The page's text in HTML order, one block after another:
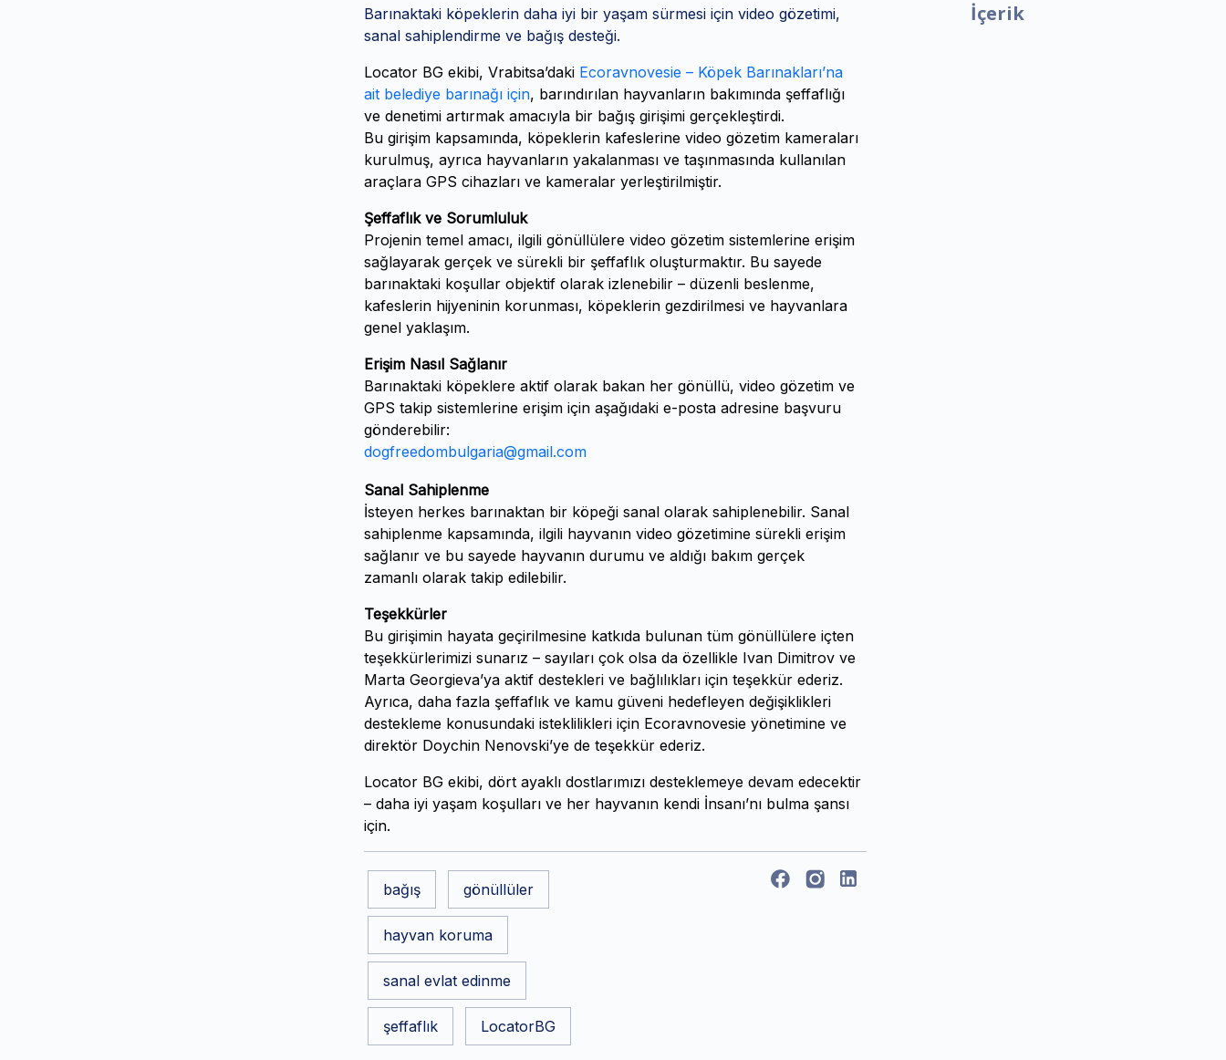
İçerik
Barınaktaki köpeklerin daha iyi bir yaşam sürmesi için video gözetimi,
sanal sahiplendirme ve bağış desteği.
Locator BG ekibi, Vrabitsa’daki Ecoravnovesie – Köpek Barınakları’na
ait belediye barınağı için, barındırılan hayvanların bakımında şeffaflığı
ve denetimi artırmak amacıyla bir bağış girişimi gerçekleştirdi.
Bu girişim kapsamında, köpeklerin kafeslerine video gözetim kameraları
kurulmuş, ayrıca hayvanların yakalanması ve taşınmasında kullanılan
araçlara GPS cihazları ve kameralar yerleştirilmiştir.
Şeffaflık ve Sorumluluk
Projenin temel amacı, ilgili gönüllülere video gözetim sistemlerine erişim
sağlayarak gerçek ve sürekli bir şeffaflık oluşturmaktır. Bu sayede
barınaktaki koşullar objektif olarak izlenebilir – düzenli beslenme,
kafeslerin hijyeninin korunması, köpeklerin gezdirilmesi ve hayvanlara
genel yaklaşım.
Erişim Nasıl Sağlanır
Barınaktaki köpeklere aktif olarak bakan her gönüllü, video gözetim ve
GPS takip sistemlerine erişim için aşağıdaki e-posta adresine başvuru
gönderebilir:
dogfreedombulgaria@gmail.com
Sanal Sahiplenme
İsteyen herkes barınaktan bir köpeği sanal olarak sahiplenebilir. Sanal
sahiplenme kapsamında, ilgili hayvanın video gözetimine sürekli erişim
sağlanır ve bu sayede hayvanın durumu ve aldığı bakım gerçek
zamanlı olarak takip edilebilir.
Teşekkürler
Bu girişimin hayata geçirilmesine katkıda bulunan tüm gönüllülere içten
teşekkürlerimizi sunarız – sayıları çok olsa da özellikle Ivan Dimitrov ve
Marta Georgieva’ya aktif destekleri ve bağlılıkları için teşekkür ederiz.
Ayrıca, daha fazla şeffaflık ve kamu güveni hedefleyen değişiklikleri
destekleme konusundaki isteklilikleri için Ecoravnovesie yönetimine ve
direktör Doychin Nenovski’ye de teşekkür ederiz.
Locator BG ekibi, dört ayaklı dostlarımızı desteklemeye devam edecektir
– daha iyi yaşam koşulları ve her hayvanın kendi İnsanı’nı bulma şansı
için.
bağış gönüllüler
hayvan koruma
sanal evlat edinme
şeffaflık LocatorBG